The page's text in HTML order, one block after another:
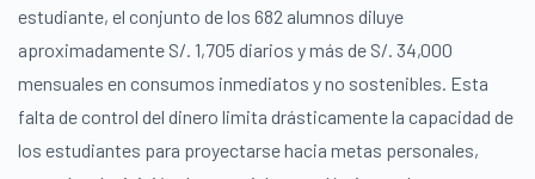
estudiante, el conjunto de los 682 alumnos diluye
aproximadamente S/. 1,705 diarios y más de S/. 34,000
mensuales en consumos inmediatos y no sostenibles. Esta
falta de control del dinero limita drásticamente la capacidad de
los estudiantes para proyectarse hacia metas personales,